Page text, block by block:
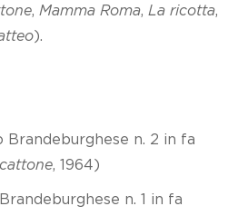
, Mamma Roma, La ricotta,
).
Brandeburghese n. 2 in fa
, 1964)
n. 1 in fa